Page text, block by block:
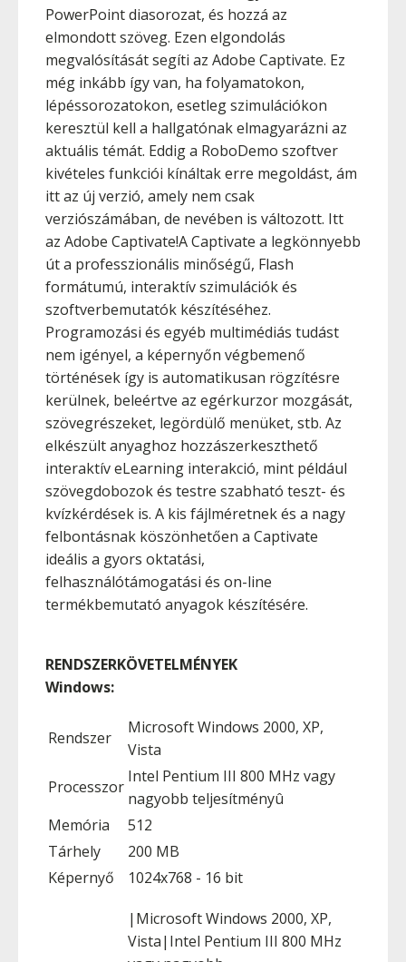
PowerPoint diasorozat, és hozzá az
elmondott szöveg. Ezen elgondolás
megvalósítását segíti az Adobe Captivate. Ez
még inkább így van, ha folyamatokon,
lépéssorozatokon, esetleg szimulációkon
keresztül kell a hallgatónak elmagyarázni az
aktuális témát. Eddig a RoboDemo szoftver
kivételes funkciói kínáltak erre megoldást, ám
itt az új verzió, amely nem csak
verziószámában, de nevében is változott. Itt
az Adobe Captivate!A Captivate a legkönnyebb
út a professzionális minőségű, Flash
formátumú, interaktív szimulációk és
szoftverbemutatók készítéséhez.
Programozási és egyéb multimédiás tudást
nem igényel, a képernyőn végbemenő
történések így is automatikusan rögzítésre
kerülnek, beleértve az egérkurzor mozgását,
szövegrészeket, legördülő menüket, stb. Az
elkészült anyaghoz hozzászerkeszthető
interaktív eLearning interakció, mint például
szövegdobozok és testre szabható teszt- és
kvízkérdések is. A kis fájlméretnek és a nagy
felbontásnak köszönhetően a Captivate
ideális a gyors oktatási,
felhasználótámogatási és on-line
termékbemutató anyagok készítésére.
RENDSZERKÖVETELMÉNYEK
Windows:
Rendszer
Microsoft Windows 2000, XP,
Vista
Processzor
Intel Pentium III 800 MHz vagy
nagyobb teljesítményû
Memória
512
Tárhely
200 MB
Képernyő
1024x768 - 16 bit
|Microsoft Windows 2000, XP,
Vista|Intel Pentium III 800 MHz